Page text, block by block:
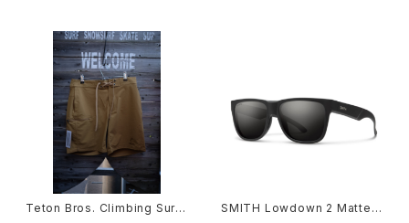
Teton Bros. Climbing Surf
SMITH Lowdown 2 Matte B